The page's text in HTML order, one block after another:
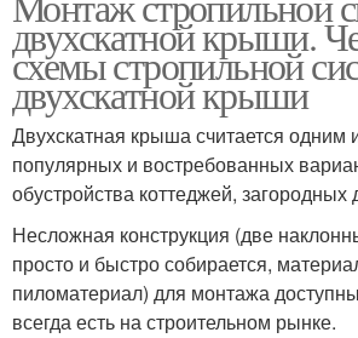
двухскатной крыши.
схемы стропильной
двухскатной крыши
Двухскатная крыша считается одним
популярных и востребованных
обустройства коттеджей,
Несложная конструкция (две
просто и быстро собирается,
пиломатериал) для монтажа
всегда есть на строительном рынке.